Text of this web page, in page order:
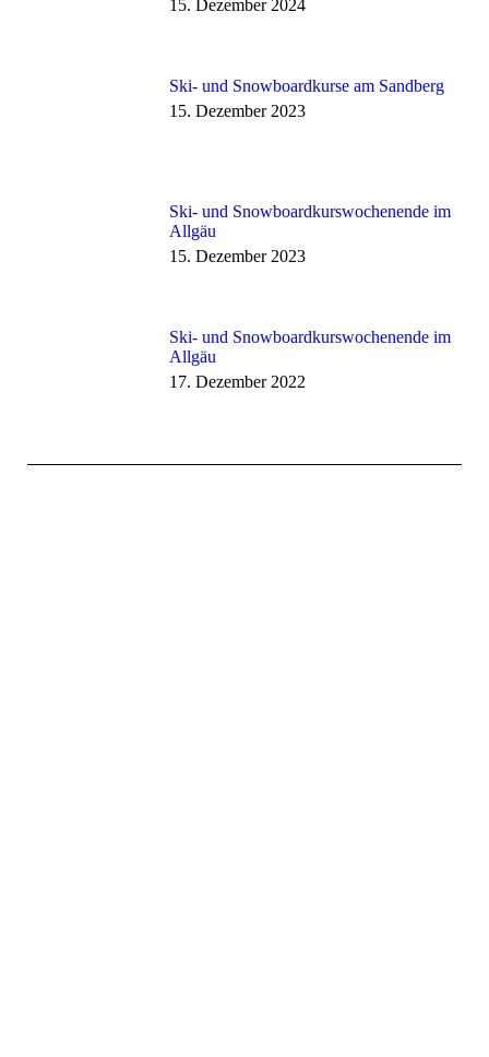
15. Dezember 2024
Ski- und Snowboardkurse am Sandberg
15. Dezember 2023
Ski- und Snowboardkurswochenende im
Allgäu
15. Dezember 2023
Ski- und Snowboardkurswochenende im
Allgäu
17. Dezember 2022